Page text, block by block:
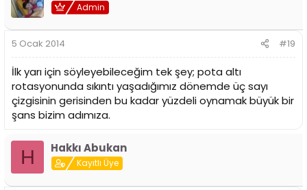
Admin
5 Ocak 2014 #19
İlk yarı için söyleyebileceğim tek şey; pota altı
rotasyonunda sıkıntı yaşadığımız dönemde üç sayı
çizgisinin gerisinden bu kadar yüzdeli oynamak büyük bir
şans bizim adımıza.
H Hakkı Abukan
Kayıtlı Üye